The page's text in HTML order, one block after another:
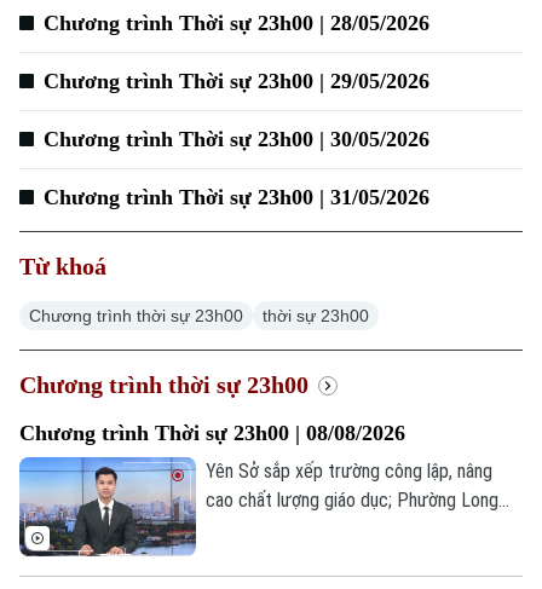
Chương trình Thời sự 23h00 | 28/05/2026
Chương trình Thời sự 23h00 | 29/05/2026
Chương trình Thời sự 23h00 | 30/05/2026
Chương trình Thời sự 23h00 | 31/05/2026
Từ khoá
Chương trình thời sự 23h00 thời sự 23h00
Chương trình thời sự 23h00
Chương trình Thời sự 23h00 | 08/08/2026
Yên Sở sắp xếp trường công lập, nâng
cao chất lượng giáo dục; Phường Long